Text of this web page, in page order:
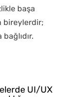
başa
bireylerdir;
UI/UX